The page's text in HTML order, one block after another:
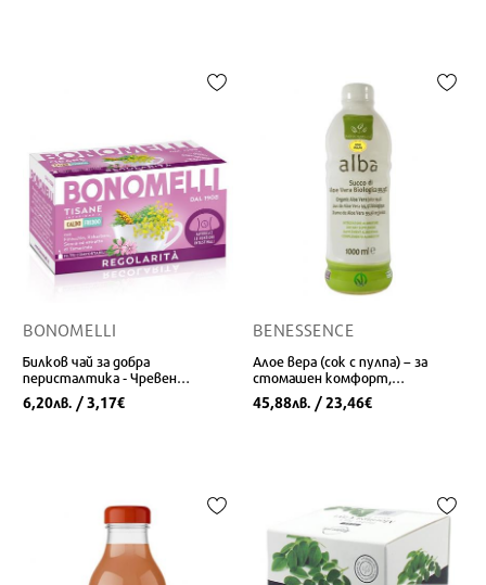
BONOMELLI
Билков чай за добра
перисталтика - Чревен
комфорт и естествена
проходимост, 16 пакетчета
6,20лв. / 3,17€
BENESSENCE
Алое вера (сок с пулпа) – за
стомашен комфорт,
хидратация и естествен
детокс, 1 L
45,88лв. / 23,46€